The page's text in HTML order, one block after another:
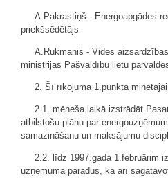
A.Pakrastiņš - Energoapgādes
priekšsēdētājs
A.Rukmanis - Vides
ministrijas Pašvaldību lietu
2. Šī rīkojuma 1.punktā
2.1. mēneša laikā izstrādāt
atbilstošu plānu par
samazināšanu un maksājumu
2.2. līdz 1997.gada 1.februārim
uzņēmuma parādus, kā arī